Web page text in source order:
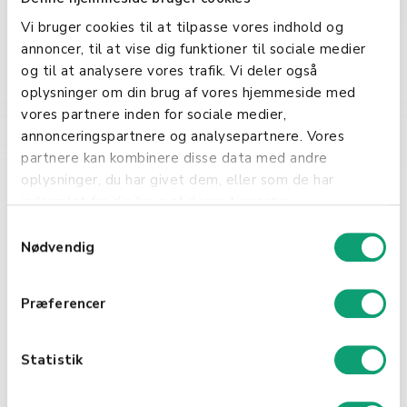
Vi bruger cookies til at tilpasse vores indhold og
annoncer, til at vise dig funktioner til sociale medier
og til at analysere vores trafik. Vi deler også
oplysninger om din brug af vores hjemmeside med
vores partnere inden for sociale medier,
annonceringspartnere og analysepartnere. Vores
partnere kan kombinere disse data med andre
oplysninger, du har givet dem, eller som de har
Nødvendig
Præferencer
Statistik
lagerstyring
Med EAN-nummeret kan bedrifter
effektivt spore og administrere
lagerbeholdninger, noe som
minimerer risikoen for feil og øker
effektiviteten i forsyningskjeden.
Forbedring av
detaljert produktinformasjon, som
kjøpsbeslutning og forbedrer